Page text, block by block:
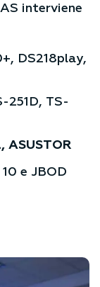
interviene
DS218play,
251D, TS-
10 e JBOD